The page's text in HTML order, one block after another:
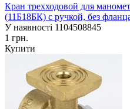
Кран трехходовой для
(11Б18БК) с ручкой, без
У наявності 1104508845
1 грн.
Купити